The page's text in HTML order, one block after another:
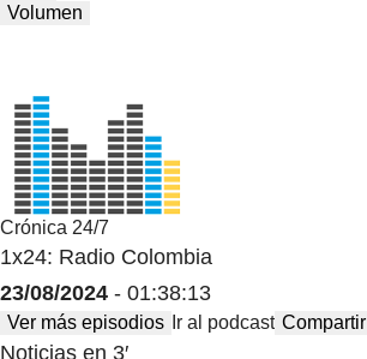
Volumen
Crónica 24/7
1x24: Radio Colombia
23/08/2024 - 01:38:13
Ver más episodios Ir al podcast Compartir
Noticias en 3′